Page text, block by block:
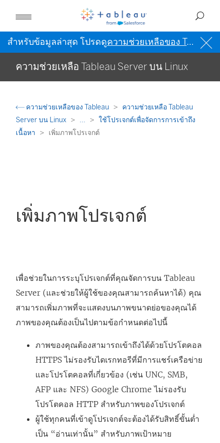
สำหรับข้อมูลล่าสุด โปรดดูความช่วยเหลือของ Tableau เป็นภาษาอังกฤษ (สหรัฐอเมริกา)
ความช่วยเหลือ Tableau Server บน Linux
ความช่วยเหลือของ Tableau
ความช่วยเหลือ Tableau
Server บน Linux
...
ใช้โปรเจกต์เพื่อจัดการการเข้าถึง
เนื้อหา
เพิ่มภาพโปรเจกต์
เพิ่มภาพโปรเจกต์
เพื่อช่วยในการระบุโปรเจกต์ที่คุณจัดการบน Tableau
Server (และช่วยให้ผู้ใช้ของคุณสามารถค้นหาได้) คุณ
สามารถเพิ่มภาพที่จะแสดงบนภาพขนาดย่อของคุณได้
ภาพของคุณต้องเป็นไปตามข้อกำหนดต่อไปนี้
ภาพของคุณต้องสามารถเข้าถึงได้ด้วยโปรโตคอล
HTTPS ไม่รองรับไดเรกทอรีที่มีการแชร์เครือข่าย
และโปรโตคอลที่เกี่ยวข้อง (เช่น UNC, SMB,
AFP และ NFS) Google Chrome ไม่รองรับ
โปรโตคอล HTTP สำหรับภาพของโปรเจกต์
ผู้ใช้ทุกคนที่เข้าดูโปรเจกต์จะต้องได้รับสิทธิ์ขั้นต่ำ
เป็น “อ่านเท่านั้น” สำหรับภาพเป้าหมาย